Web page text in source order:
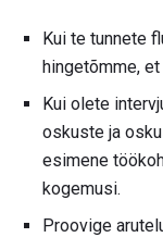
Kui te tunnete
hingetõmme,
Kui olete
oskuste ja
esimene
kogemusi.
Proovige